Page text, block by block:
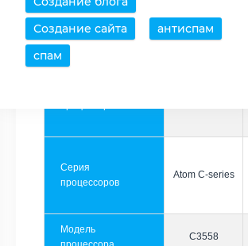
Создание сайта
антиспам
спам
Производитель Intel
Серия
процессоров
Atom C-series
Модель
C3558